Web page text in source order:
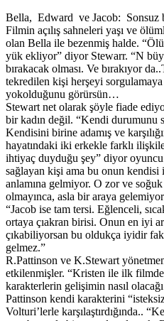
Bella, Edward ve Jacob: Sonsuz
Filmin açılış sahneleri yaşı ve
olan Bella ile bezenmiş halde.
yük ekliyor” diyor Stewarr. “N
bırakacak olması. Ve bırakıyor
tekredilen kişi herşeyi
yokolduğunu görürsün…
Stewart net olarak şöyle fiade
bir kadın değil. “Kendi durumunu
Kendisini birine adamış ve
hayatındaki iki erkekle farklı
ihtiyaç duyduğu şey” diyor
sağlayan kişi ama bu onun
anlamına gelmiyor. O zor ve
olmayınca, asla bir araya
“Jacob ise tam tersi. Eğlenceli,
ortaya çıakran birisi. Onun en iyi
çıkabiliyorsan bu oldukça iyidir
gelmez.”
R.Pattinson ve K.Stewart
etkilenmişler. “Kristen ile ilk filmde
karakterlerin gelişimin nasıl
Pattinson kendi karakterini
Volturi’lerle karşılaştırdığında..